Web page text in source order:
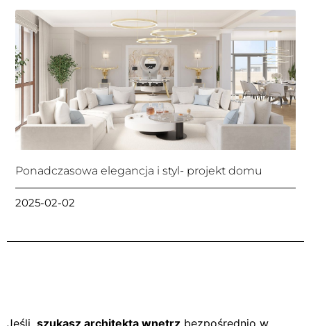
Ponadczasowa elegancja i styl- projekt domu
2025-02-02